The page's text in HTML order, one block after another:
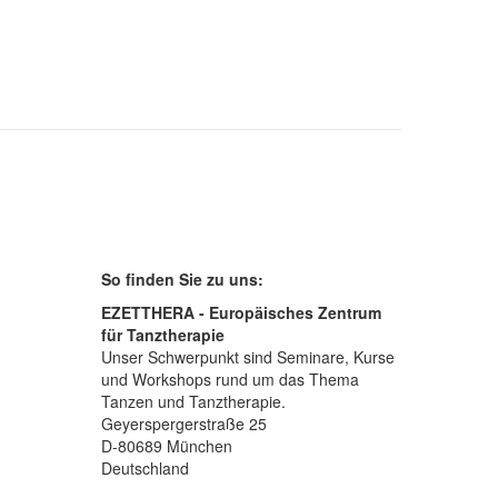
So finden Sie zu uns:
EZETTHERA - Europäisches Zentrum
für Tanztherapie
Unser Schwerpunkt sind Seminare, Kurse
und Workshops rund um das Thema
Tanzen und Tanztherapie.
Geyerspergerstraße 25
D-80689 München
Deutschland